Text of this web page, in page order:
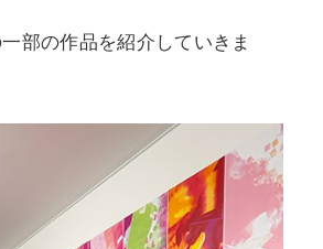
部の作品を紹介していきま